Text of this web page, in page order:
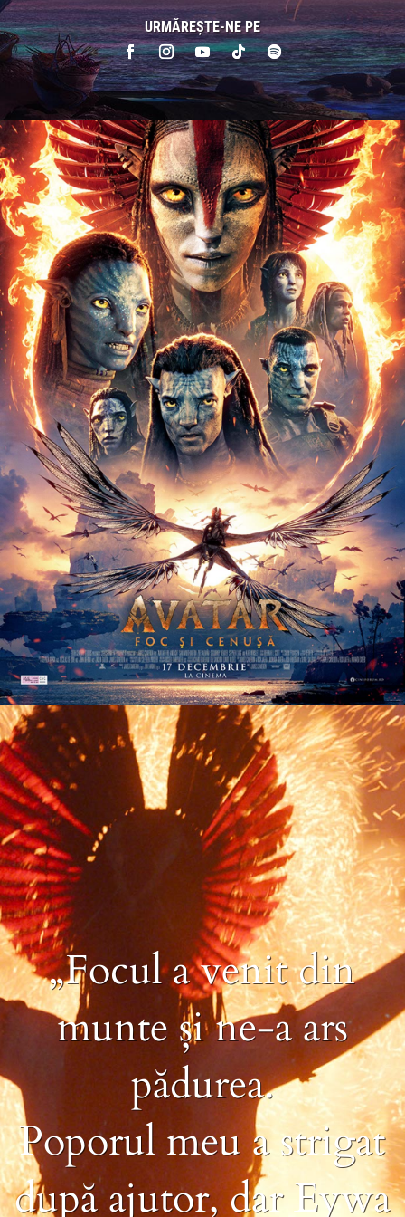
URMĂREȘTE-NE PE
„Focul a venit din
munte și ne-a ars
pădurea.
Poporul meu a strigat
după ajutor, dar Eywa